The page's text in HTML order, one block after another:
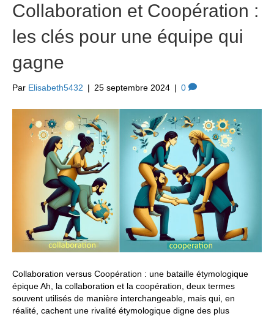
Collaboration et Coopération :
les clés pour une équipe qui
gagne
Par Elisabeth5432 | 25 septembre 2024 | 0
Collaboration versus Coopération : une bataille étymologique
épique Ah, la collaboration et la coopération, deux termes
souvent utilisés de manière interchangeable, mais qui, en
réalité, cachent une rivalité étymologique digne des plus